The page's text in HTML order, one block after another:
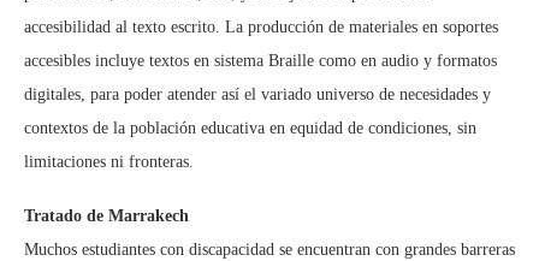
accesibilidad al texto escrito. La producción de materiales en soportes
accesibles incluye textos en sistema Braille como en audio y formatos
digitales, para poder atender así el variado universo de necesidades y
contextos de la población educativa en equidad de condiciones, sin
limitaciones ni fronteras.
Tratado de Marrakech
Muchos estudiantes con discapacidad se encuentran con grandes barreras